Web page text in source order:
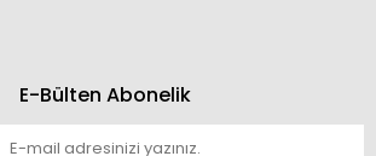
E-Bülten Abonelik